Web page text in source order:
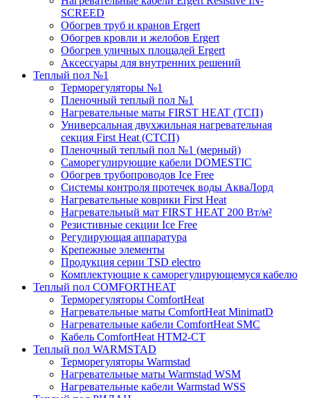
SCREED
Обогрев труб и кранов Ergert
Обогрев кровли и желобов Ergert
Обогрев уличных площадей Ergert
Аксессуары для внутренних решений
Теплый пол №1
Терморегуляторы №1
Пленочный теплый пол №1
Нагревательные маты FIRST HEAT (ТСП)
Универсальная двухжильная нагревательная
секция First Heat (СТСП)
Пленочный теплый пол №1 (мерный)
Саморегулирующие кабели DOMESTIC
Обогрев трубопроводов Ice Free
Системы контроля протечек воды АкваЛорд
Нагревательные коврики First Heat
Нагревательный мат FIRST HEAT 200 Вт/м²
Резистивные секции Ice Free
Регулирующая аппаратура
Крепежные элементы
Продукция серии TSD electro
Комплектующие к саморегулирующемуся кабелю
Теплый пол COMFORTHEAT
Терморегуляторы ComfortHeat
Нагревательные маты ComfortHeat MinimatD
Нагревательные кабели ComfortHeat SMC
Кабель ComfortHeat HTM2-CT
Теплый пол WARMSTAD
Терморегуляторы Warmstad
Нагревательные маты Warmstad WSM
Нагревательные кабели Warmstad WSS